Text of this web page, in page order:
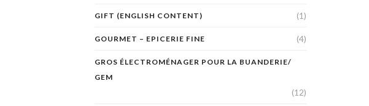
GIFT (ENGLISH CONTENT) (1)
GOURMET – EPICERIE FINE (4)
GROS ÉLECTROMÉNAGER POUR LA BUANDERIE/
GEM
(12)